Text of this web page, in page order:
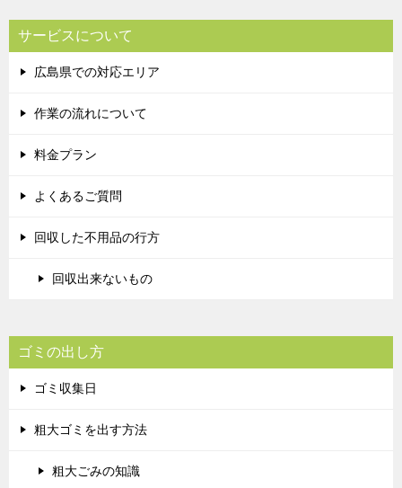
サービスについて
広島県での対応エリア
作業の流れについて
料金プラン
よくあるご質問
回収した不用品の行方
回収出来ないもの
ゴミの出し方
ゴミ収集日
粗大ゴミを出す方法
粗大ごみの知識